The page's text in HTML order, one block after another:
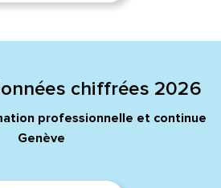
chiffrées 2026
professionnelle et continue
Genève